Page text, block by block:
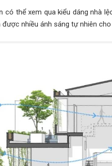
có thể xem qua kiểu dáng nhà
nhiều ánh sáng tự nhiên cho